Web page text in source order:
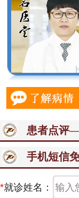
患者点评—
手机短信
*就诊姓名：